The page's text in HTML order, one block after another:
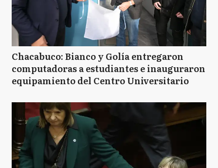
Chacabuco: Bianco y Golía entregaron
computadoras a estudiantes e inauguraron
equipamiento del Centro Universitario